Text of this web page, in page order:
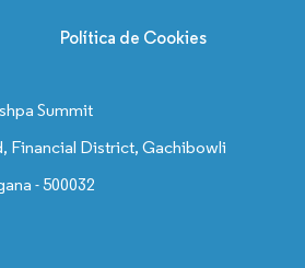
Política de Cookies
Summit
Financial District, Gachibowli
- 500032